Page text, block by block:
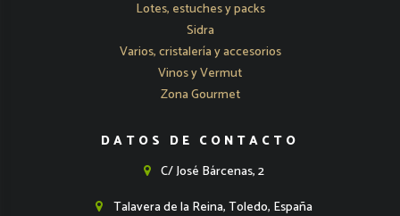
Lotes, estuches y packs
Sidra
Varios, cristalería y accesorios
Vinos y Vermut
Zona Gourmet
DATOS DE CONTACTO
C/ José Bárcenas, 2
Talavera de la Reina, Toledo, España